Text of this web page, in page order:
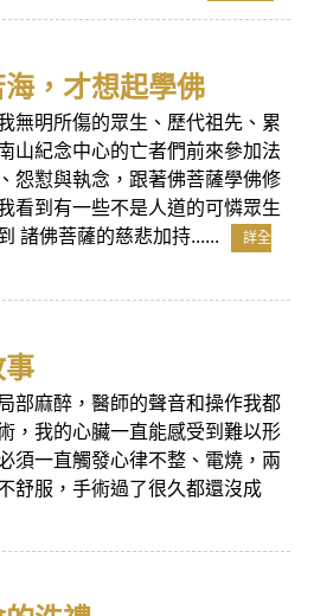
，才想起學佛
無明所傷的眾生、歷代祖先、累
山紀念中心的亡者們前來參加法
怨懟與執念，跟著佛菩薩學佛修
看到有一些不是人道的可憐眾生
諸佛菩薩的慈悲加持......
詳全
事
部麻醉，醫師的聲音和操作我都
，我的心臟一直能感受到難以形
須一直觸發心律不整、電燒，兩
舒服，手術過了很久都還沒成